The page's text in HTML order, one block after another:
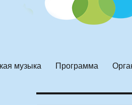
музыка Программа